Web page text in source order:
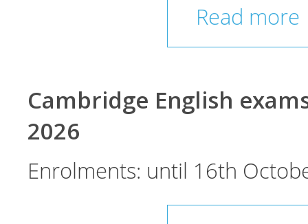
Read more
Cambridge English
2026
Enrolments: until 16th